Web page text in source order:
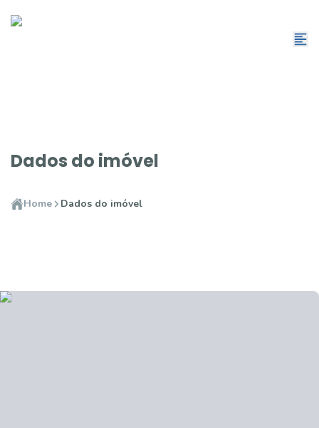
Dados do imóvel
Home Dados do imóvel